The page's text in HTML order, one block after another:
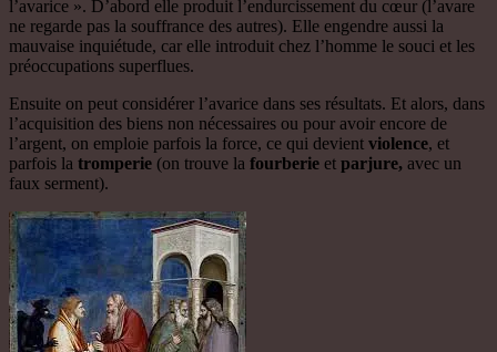
l’avarice ». D’abord elle produit l’endurcissement du cœur (l’avare
ne regarde pas la souffrance des autres). Elle engendre aussi la
mauvaise inquiétude, car elle introduit chez l’homme le souci et les
préoccupations superflues.
Ensuite on peut considérer l’avarice dans ses résultats. Et alors, dans
l’acquisition des biens non nécessaires ou pour avoir encore de
l’argent, on emploie parfois la force, ce qui devient violence, et
parfois la tromperie (on trouve la fourberie et parjure, avec un
faux serment).